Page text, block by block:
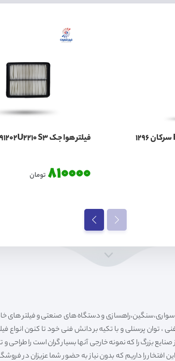
فیلتر هوا جک 11091202U2210 S3
810000 تومان
، توان پرسنلی و با تکیه بر دانش فنی خود تا کنون انواع
بزرگ را که نمونه خارجی آنها بسیار گران است را طراحی و
افتخار را داریم که بدون نیاز به حضور شما عزیزان در